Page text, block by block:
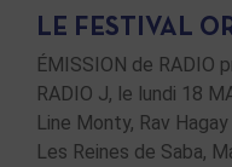
LE FESTIVAL
ÉMISSION de RADIO
RADIO J, le lundi 18
Line Monty, Rav
Les Reines de Saba,